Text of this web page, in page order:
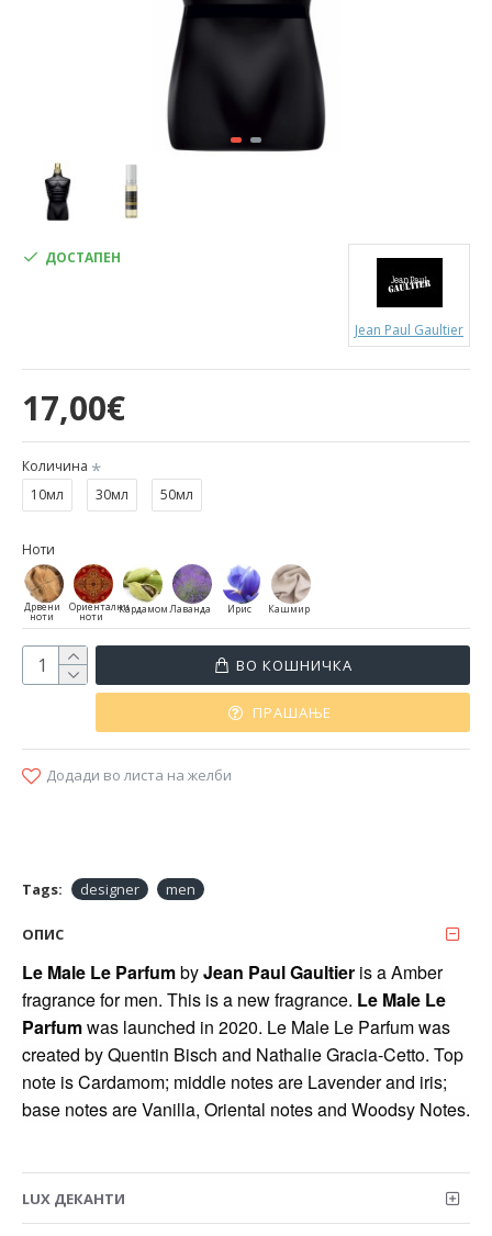
17,00€
ДОСТАПЕН
Jean Paul Gaultier
Количина
10мл
30мл 50мл
Ноти
Дрвени
ноти
Ориентални
ноти
КардамомЛаванда Ирис Кашмир
ВО КОШНИЧКА
ПРАШАЊЕ
Додади во листа на желби
Tags: designer men
ОПИС
Le Male Le ParfumbyJean Paul Gaultier is a Amber
fragrance for men. This is a new fragrance. Le Male Le
Parfumwas launched in 2020. Le Male Le Parfum was
created by Quentin Bisch and Nathalie Gracia-Cetto. Top
note is Cardamom; middle notes are Lavender and iris;
base notes are Vanilla, Oriental notes and Woodsy Notes.
LUX ДЕКАНТИ